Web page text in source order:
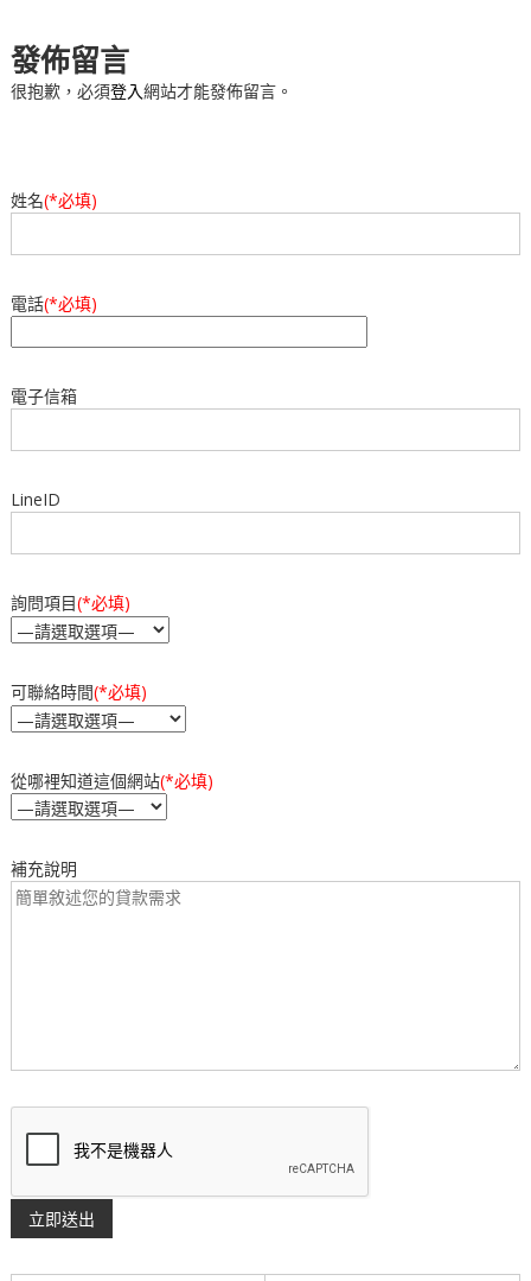
發佈留言
很抱歉，必須登入網站才能發佈留言。
姓名(*必填)
電話(*必填)
電子信箱
LineID
詢問項目(*必填)
可聯絡時間(*必填)
從哪裡知道這個網站(*必填)
補充說明